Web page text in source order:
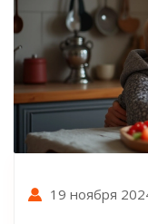
19 ноября